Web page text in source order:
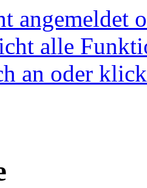
angemeldet
alle
an oder